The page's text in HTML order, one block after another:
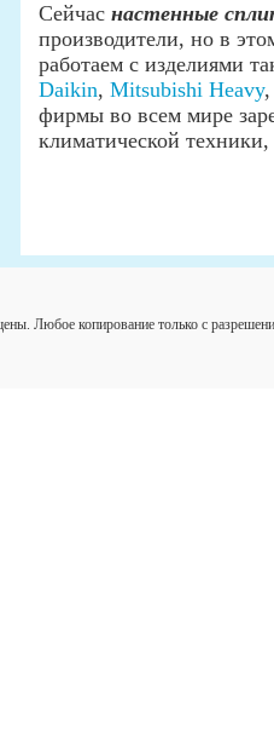
Сейчас настенные
производители, но в
работаем с изделиями
Daikin, Mitsubishi Heavy
фирмы во всем мире
климатической
Любое копирование только с